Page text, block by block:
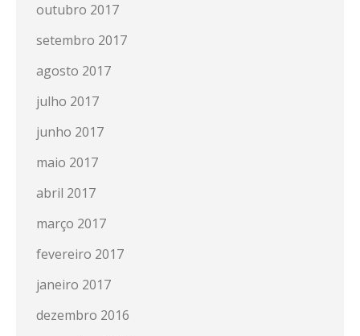
outubro 2017
setembro 2017
agosto 2017
julho 2017
junho 2017
maio 2017
abril 2017
março 2017
fevereiro 2017
janeiro 2017
dezembro 2016